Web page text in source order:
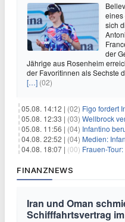
eines
sich
der
Jährige aus Rosenheim
der Favoritinnen als Sechste
[…] (02)
05.08. 14:12 | (02) Figo fordert
05.08. 12:33 | (03) Wellbrock
05.08. 11:56 | (04) Infantino beruft
04.08. 22:52 | (04) Medien:
04.08. 18:07 | (00) Frauen-Tour:
FINANZNEWS
Iran und Oman
Schifffahrtsvertrag